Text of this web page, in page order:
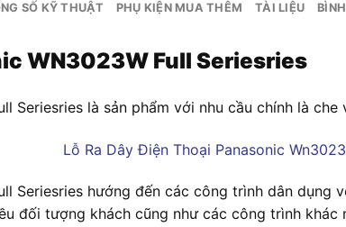
SỐ KỸ THUẬT PHỤ KIỆN MUA THÊM TÀI LIỆU
WN3023W Full Seriesries
Seriesries là sản phẩm với nhu cầu chính là
Seriesries hướng đến các công trình dân dụng
đối tượng khách cũng như các công trình